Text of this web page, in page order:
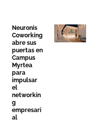
Neuronis
Coworking
abre sus
puertas en
Campus
Myrtea
para
impulsar
el
networkin
g
empresari
al